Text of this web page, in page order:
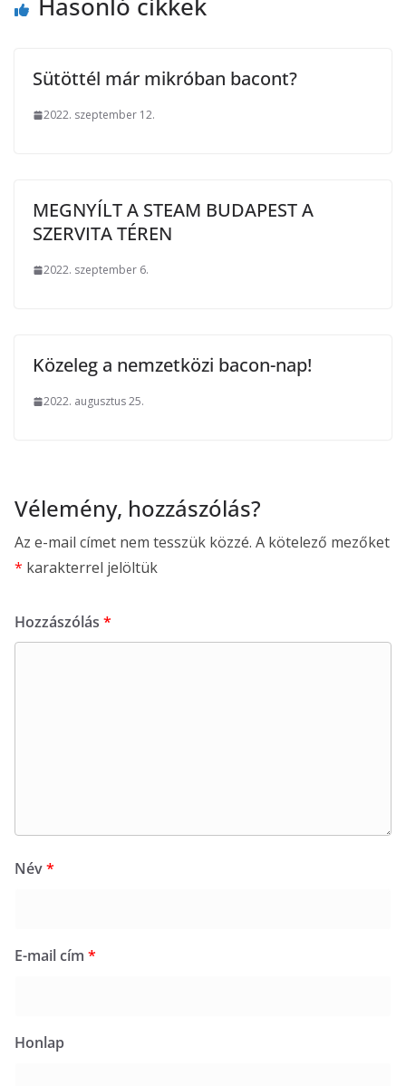
Hasonló cikkek
Sütöttél már mikróban bacont?
2022. szeptember 12.
MEGNYÍLT A STEAM BUDAPEST A
SZERVITA TÉREN
2022. szeptember 6.
Közeleg a nemzetközi bacon-nap!
2022. augusztus 25.
Vélemény, hozzászólás?
Az e-mail címet nem tesszük közzé. A kötelező mezőket
* karakterrel jelöltük
Hozzászólás *
Név*
E-mail cím *
Honlap